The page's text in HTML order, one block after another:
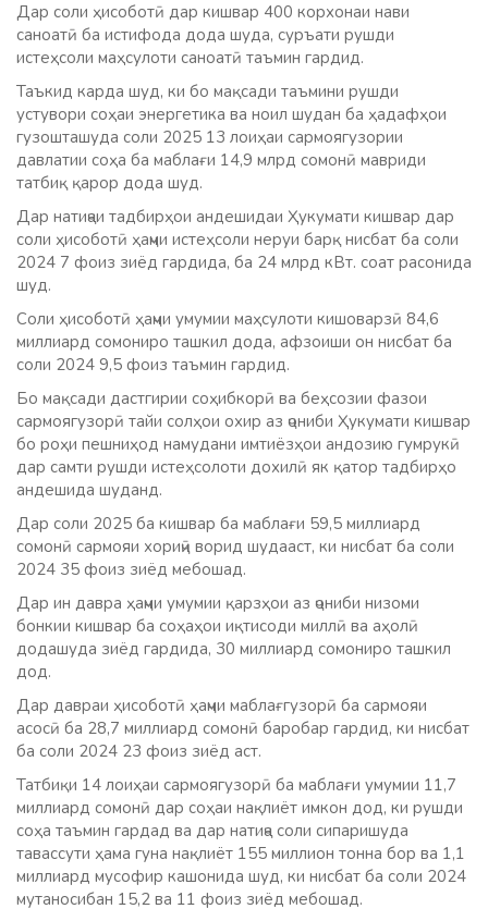
Дар соли ҳисоботӣ дар кишвар 400 корхонаи нави
саноатӣ ба истифода дода шуда, суръати рушди
истеҳсоли маҳсулоти саноатӣ таъмин гардид.
Таъкид карда шуд, ки бо мақсади таъмини рушди
устувори соҳаи энергетика ва ноил шудан ба ҳадафҳои
гузошташуда соли 2025 13 лоиҳаи сармоягузории
давлатии соҳа ба маблағи 14,9 млрд сомонӣ мавриди
татбиқ қарор дода шуд.
Дар натиҷаи тадбирҳои андешидаи Ҳукумати кишвар дар
соли ҳисоботӣ ҳаҷми истеҳсоли неруи барқ нисбат ба соли
2024 7 фоиз зиёд гардида, ба 24 млрд кВт. соат расонида
шуд.
Соли ҳисоботӣ ҳаҷми умумии маҳсулоти кишоварзӣ 84,6
миллиард сомониро ташкил дода, афзоиши он нисбат ба
соли 2024 9,5 фоиз таъмин гардид.
Бо мақсади дастгирии соҳибкорӣ ва беҳсозии фазои
сармоягузорӣ тайи солҳои охир аз ҷониби Ҳукумати кишвар
бо роҳи пешниҳод намудани имтиёзҳои андозию гумрукӣ
дар самти рушди истеҳсолоти дохилӣ як қатор тадбирҳо
андешида шуданд.
Дар соли 2025 ба кишвар ба маблағи 59,5 миллиард
сомонӣ сармояи хориҷӣ ворид шудааст, ки нисбат ба соли
2024 35 фоиз зиёд мебошад.
Дар ин давра ҳаҷми умумии қарзҳои аз ҷониби низоми
бонкии кишвар ба соҳаҳои иқтисоди миллӣ ва аҳолӣ
додашуда зиёд гардида, 30 миллиард сомониро ташкил
дод.
Дар давраи ҳисоботӣ ҳаҷми маблағгузорӣ ба сармояи
асосӣ ба 28,7 миллиард сомонӣ баробар гардид, ки нисбат
ба соли 2024 23 фоиз зиёд аст.
Татбиқи 14 лоиҳаи сармоягузорӣ ба маблағи умумии 11,7
миллиард сомонӣ дар соҳаи нақлиёт имкон дод, ки рушди
соҳа таъмин гардад ва дар натиҷа соли сипаришуда
тавассути ҳама гуна нақлиёт 155 миллион тонна бор ва 1,1
миллиард мусофир кашонида шуд, ки нисбат ба соли 2024
мутаносибан 15,2 ва 11 фоиз зиёд мебошад.